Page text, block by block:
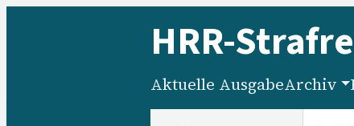
HRR-
Aktuelle AusgabeArchiv